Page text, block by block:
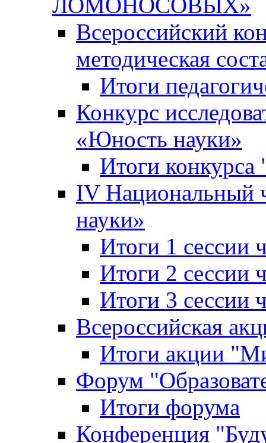
Всероссийский
методическая
Итоги
Конкурс
«Юность науки»
Итоги
IV
науки»
Итоги 1 сессии
Итоги 2 сессии
Итоги 3 сессии
Всероссийская
Итоги акции
Форум
Итоги форума
Конференция